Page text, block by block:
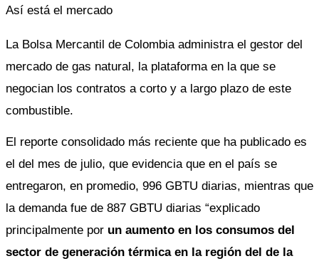
Así está el mercado
La Bolsa Mercantil de Colombia administra el gestor del
mercado de gas natural, la plataforma en la que se
negocian los contratos a corto y a largo plazo de este
combustible.
El reporte consolidado más reciente que ha publicado es
el del mes de julio, que evidencia que en el país se
entregaron, en promedio, 996 GBTU diarias, mientras que
la demanda fue de 887 GBTU diarias “explicado
principalmente por un aumento en los consumos del
sector de generación térmica en la región del de la